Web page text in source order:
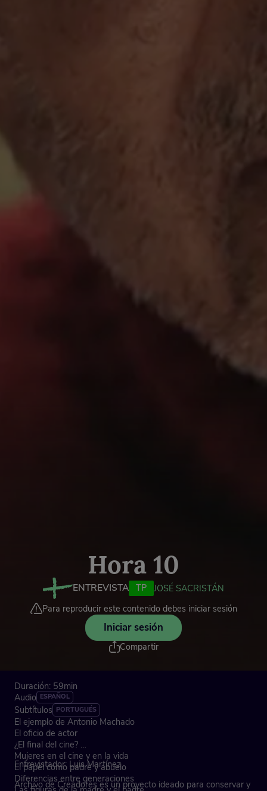
Hora 10
ENTREVISTA TP JOSÉ SACRISTÁN
Para reproducir este contenido debes iniciar sesión
Iniciar sesión
Compartir
Duración: 59min
Audio ESPAÑOL
Subtítulos PORTUGUÉS
El ejemplo de Antonio Machado
El oficio de actor
¿El final del cine?
Mujeres en el cine y en la vida
El papel como padre y abuelo
Diferencias entre generaciones
Entrevistador: Luis Martínez
Archivo de Creadores es un proyecto ideado para conservar y